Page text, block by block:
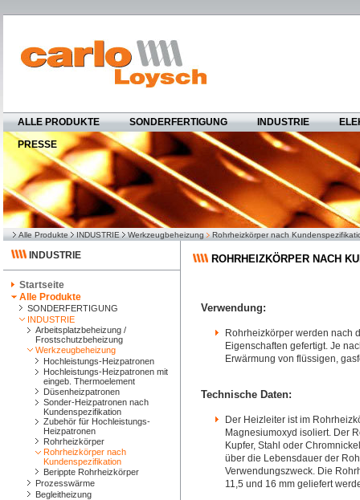
ALLE PRODUKTE SONDERFERTIGUNG INDUSTRIE
PRESSE
Alle Produkte INDUSTRIE Werkzeugbeheizung Rohrheizkörper nach
INDUSTRIE
Startseite
Alle Produkte
SONDERFERTIGUNG
INDUSTRIE
Arbeitsplatzbeheizung /
Frostschutzbeheizung
Werkzeugbeheizung
Hochleistungs-Heizpatronen
Hochleistungs-Heizpatronen mit
eingeb. Thermoelement
Düsenheizpatronen
Sonder-Heizpatronen nach
Kundenspezifikation
Zubehör für Hochleistungs-
Heizpatronen
Rohrheizkörper
Rohrheizkörper nach
Kundenspezifikation
Berippte Rohrheizkörper
Prozesswärme
Begleitheizung
ROHRHEIZKÖRPER NACH
Verwendung:
Rohrheizkörper werden nach
Eigenschaften gefertigt. Je
Erwärmung von flüssigen,
Technische Daten:
Der Heizleiter ist im
Magnesiumoxyd isoliert. Der
Kupfer, Stahl oder
über die Lebensdauer der
Verwendungszweck. Die
11,5 und 16 mm geliefert